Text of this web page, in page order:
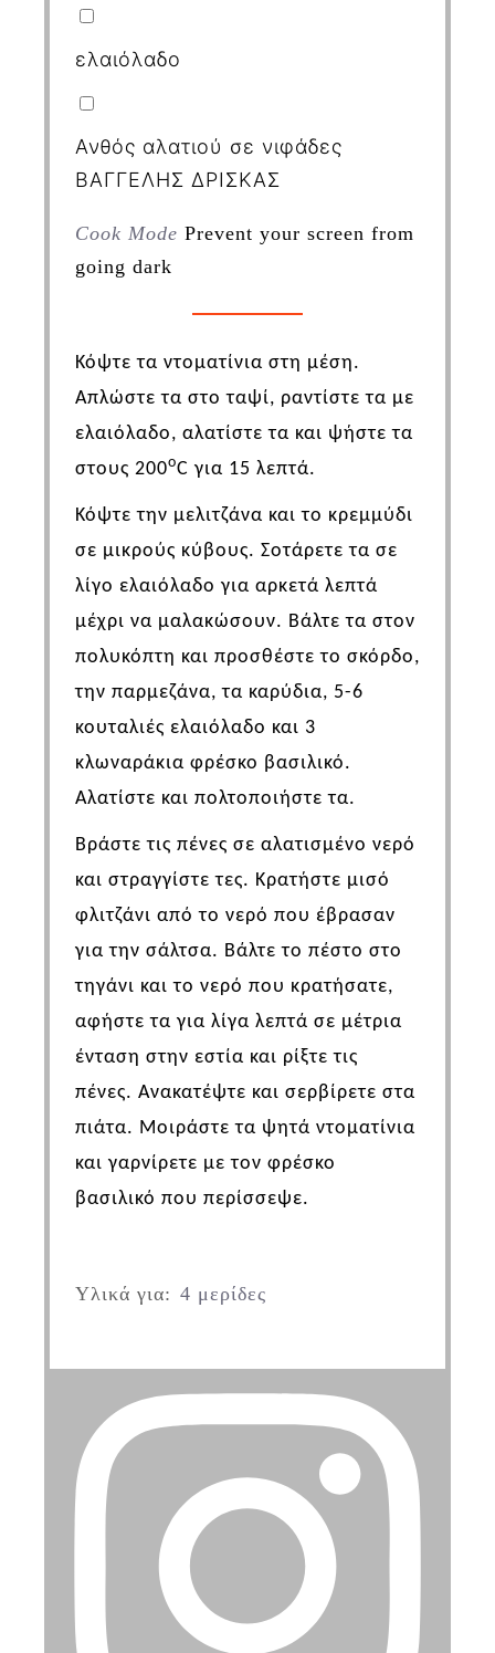
ελαιόλαδο
Ανθός αλατιού σε νιφάδες
ΒΑΓΓΕΛΗΣ ΔΡΙΣΚΑΣ
Cook Mode Prevent your screen from
going dark
Κόψτε τα ντοματίνια στη μέση.
Απλώστε τα στο ταψί, ραντίστε τα με
ελαιόλαδο, αλατίστε τα και ψήστε τα
στους 200οC για 15 λεπτά.
Κόψτε την μελιτζάνα και το κρεμμύδι
σε μικρούς κύβους. Σοτάρετε τα σε
λίγο ελαιόλαδο για αρκετά λεπτά
μέχρι να μαλακώσουν. Βάλτε τα στον
πολυκόπτη και προσθέστε το σκόρδο,
την παρμεζάνα, τα καρύδια, 5-6
κουταλιές ελαιόλαδο και 3
κλωναράκια φρέσκο βασιλικό.
Αλατίστε και πολτοποιήστε τα.
Βράστε τις πένες σε αλατισμένο νερό
και στραγγίστε τες. Κρατήστε μισό
φλιτζάνι από το νερό που έβρασαν
για την σάλτσα. Βάλτε το πέστο στο
τηγάνι και το νερό που κρατήσατε,
αφήστε τα για λίγα λεπτά σε μέτρια
ένταση στην εστία και ρίξτε τις
πένες. Ανακατέψτε και σερβίρετε στα
πιάτα. Μοιράστε τα ψητά ντοματίνια
και γαρνίρετε με τον φρέσκο
βασιλικό που περίσσεψε.
Υλικά για: 4 μερίδες